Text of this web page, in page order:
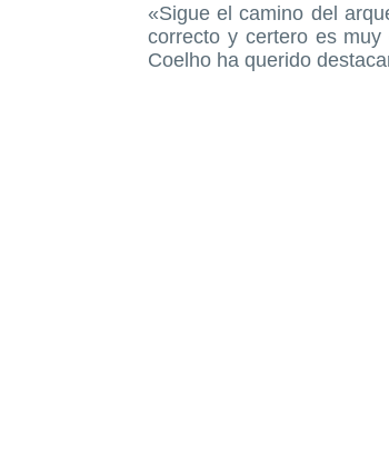
«Sigue el camino del
correcto y certero es
Coelho ha querido